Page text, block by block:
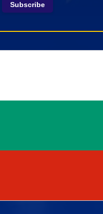
Subscribe